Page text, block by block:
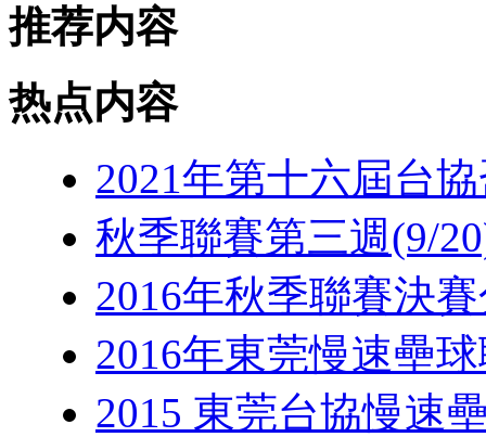
推荐内容
热点内容
2021年第十六屆台
秋季聯賽第三週(9/
2016年秋季聯賽決
2016年東莞慢速壘
2015 東莞台協慢速